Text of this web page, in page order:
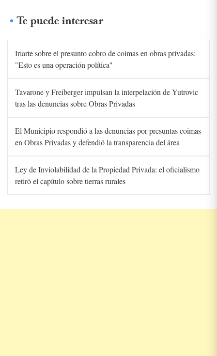
Te puede interesar
Iriarte sobre el presunto cobro de coimas en obras privadas:
"Esto es una operación política"
Tavarone y Freiberger impulsan la interpelación de Yutrovic
tras las denuncias sobre Obras Privadas
El Municipio respondió a las denuncias por presuntas coimas
en Obras Privadas y defendió la transparencia del área
Ley de Inviolabilidad de la Propiedad Privada: el oficialismo
retiró el capítulo sobre tierras rurales